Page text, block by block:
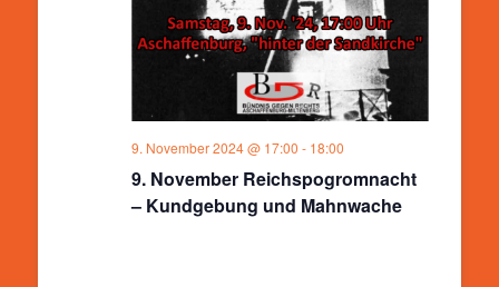
9. November 2024 @ 17:00 - 18:00
9. November Reichspogromnacht
– Kundgebung und Mahnwache